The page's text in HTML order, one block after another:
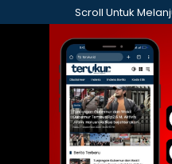
ke
Scroll Untuk